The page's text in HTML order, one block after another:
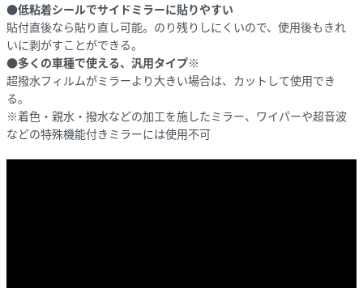
●低粘着シールでサイドミラーに貼りやすい
貼付直後なら貼り直し可能。のり残りしにくいので、使用後もきれ
いに剥がすことができる。
●多くの車種で使える、汎用タイプ※
超撥水フィルムがミラーより大きい場合は、カットして使用でき
る。
※着色・親水・撥水などの加工を施したミラー、ワイパーや超音波
などの特殊機能付きミラーには使用不可